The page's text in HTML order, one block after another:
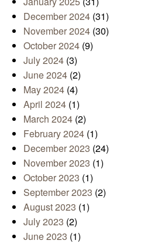
December 2024 (31)
November 2024 (30)
October 2024 (9)
July 2024 (3)
June 2024 (2)
May 2024 (4)
April 2024 (1)
March 2024 (2)
February 2024 (1)
December 2023 (24)
November 2023 (1)
October 2023 (1)
September 2023 (2)
August 2023 (1)
July 2023 (2)
June 2023 (1)